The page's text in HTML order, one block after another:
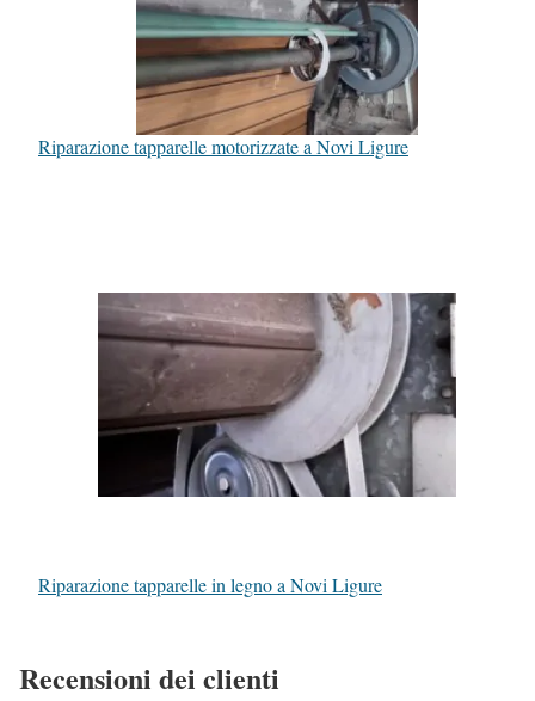
Riparazione tapparelle motorizzate a Novi Ligure
Riparazione tapparelle in legno a Novi Ligure
Recensioni dei clienti